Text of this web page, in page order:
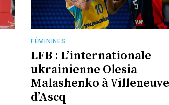
FÉMININES
LFB : L’internationale
ukrainienne Olesia
Malashenko à Villeneuve
d’Ascq